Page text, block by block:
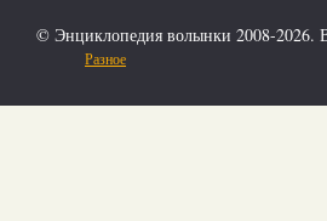
© Энциклопедия волынки 2008-2026.
Разное